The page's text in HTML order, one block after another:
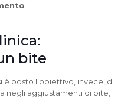
bite
è posto l’obiettivo, invece, di
negli aggiustamenti di bite,